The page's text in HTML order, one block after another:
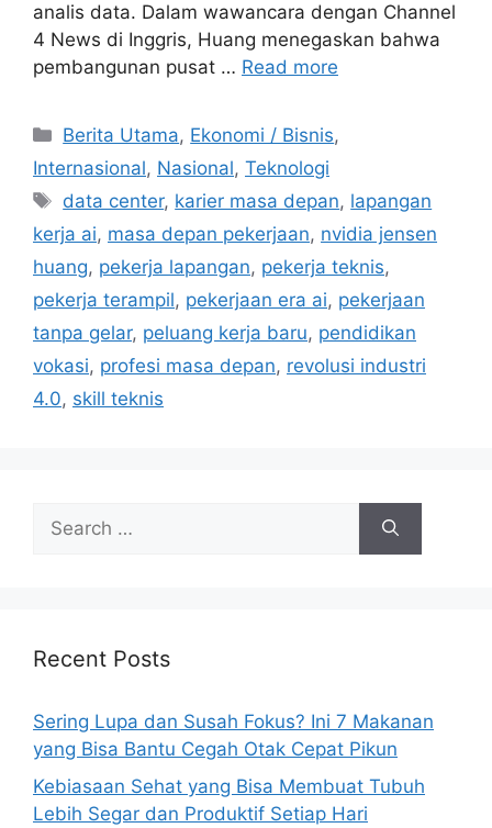
analis data. Dalam wawancara dengan Channel
4 News di Inggris, Huang menegaskan bahwa
pembangunan pusat … Read more
C
a
e
g
o
r
i
e
s
Berita Utama, Ekonomi / Bisnis,
Internasional, Nasional, Teknologi
T
a
g
s
data center, karier masa depan, lapangan
kerja ai, masa depan pekerjaan, nvidia jensen
huang, pekerja lapangan, pekerja teknis,
pekerja terampil, pekerjaan era ai, pekerjaan
tanpa gelar, peluang kerja baru, pendidikan
vokasi, profesi masa depan, revolusi industri
4.0, skill teknis
h
r
:
Recent Posts
Sering Lupa dan Susah Fokus? Ini 7 Makanan
yang Bisa Bantu Cegah Otak Cepat Pikun
Kebiasaan Sehat yang Bisa Membuat Tubuh
Lebih Segar dan Produktif Setiap Hari